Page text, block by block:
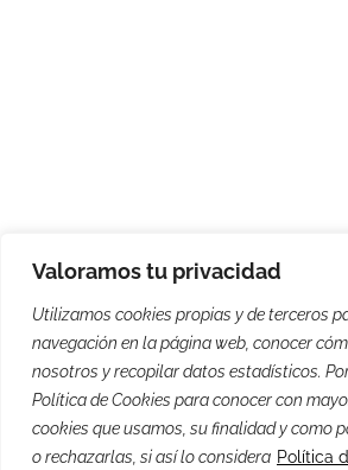
Valoramos tu privacidad
Utilizamos cookies propias y de terceros
navegación en la página web, conocer
nosotros y recopilar datos estadísticos.
Política de Cookies para conocer con
cookies que usamos, su finalidad y como
o rechazarlas, si así lo considera Política